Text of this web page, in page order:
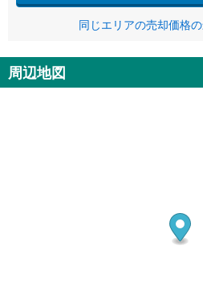
同じエリアの売却価格
周辺地図